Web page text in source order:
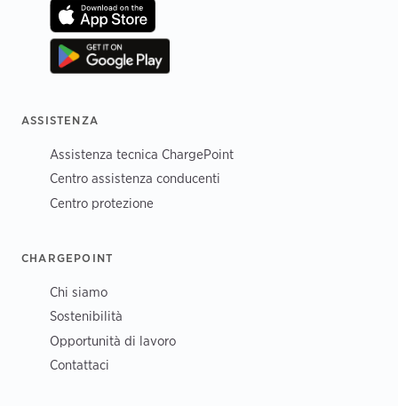
ASSISTENZA
Assistenza tecnica ChargePoint
Centro assistenza conducenti
Centro protezione
CHARGEPOINT
Chi siamo
Sostenibilità
Opportunità di lavoro
Contattaci